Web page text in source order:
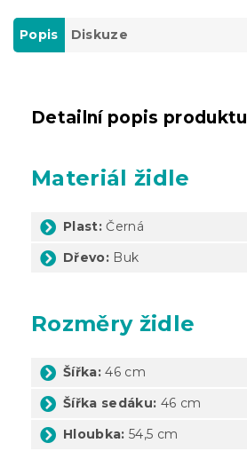
Popis Diskuze
Detailní popis produktu
Materiál židle
Plast: Černá
Dřevo: Buk
Rozměry židle
Šířka: 46 cm
Šířka sedáku: 46 cm
Hloubka: 54,5 cm